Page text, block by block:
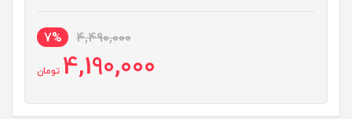
4,490,000
7%
4,190,000 تومان